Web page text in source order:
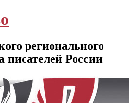
регионального
писателей России